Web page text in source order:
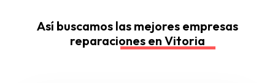
Así buscamos las mejores empresas
reparaciones en Vitoria